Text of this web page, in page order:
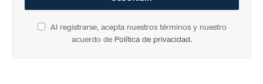
Al registrarse, acepta nuestros términos y nuestro
acuerdo de Política de privacidad.